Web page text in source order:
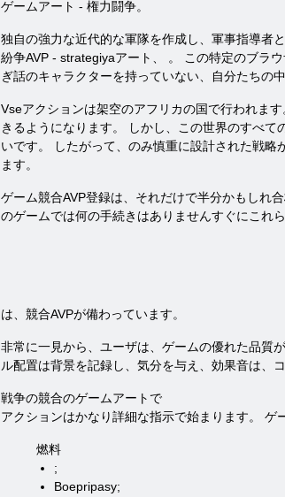
ゲームアート - 権力闘争。
独自の強力な近代的な軍隊を作成し、軍事指導者
紛争AVP - strategiyaアート、 。 この特定のブラ
ぎ話のキャラクターを持っていない、自分たちの
Vseアクションは架空のアフリカの国で行われま
きるようになります。 しかし、この世界のすべ
いです。 したがって、のみ慎重に設計された戦
ます。
ゲーム競合AVP登録は、それだけで半分かもしれ
のゲームでは何の手続きはありませんすぐにこれ
は、競合AVPが備わっています。
非常に一見から、ユーザは、ゲームの優れた品質
ル配置は背景を記録し、気分を与え、効果音は、
戦争の競合のゲームアートで
アクションはかなり詳細な指示で始まります。 ゲ
燃料
;
Boepripasy;